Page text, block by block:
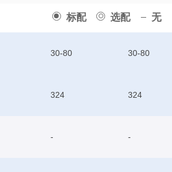
标配 选配 无
30-80 30-80
324 324
- -